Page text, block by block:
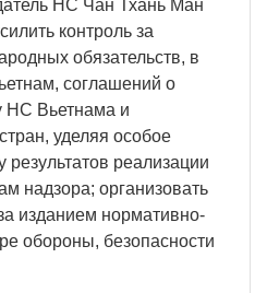
НС Чан Тхань Ман
контроль за
обязательств, в
соглашений о
НС Вьетнама и
уделяя особое
реализации
надзора; организовать
изданием нормативно-
обороны, безопасности